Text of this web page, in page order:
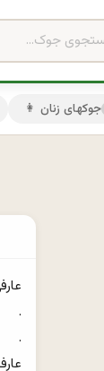
👩 جوکهای زنان